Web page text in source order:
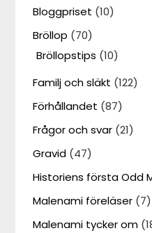
Bloggpriset (10)
Bröllop (70)
Bröllopstips (10)
Familj och släkt (122)
Förhållandet (87)
Frågor och svar (21)
Gravid (47)
Historiens första Odd
Malenami föreläser (7)
Malenami tycker om